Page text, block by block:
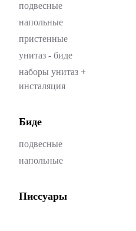
подвесные
напольные
пристенные
унитаз - биде
наборы унитаз +
инсталяция
Биде
подвесные
напольные
Писсуары